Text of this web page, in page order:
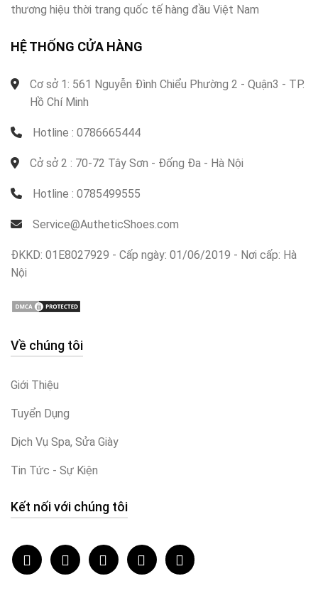
thương hiệu thời trang quốc tế hàng đầu Việt Nam
HỆ THỐNG CỬA HÀNG
Cơ sở 1: 561 Nguyễn Đình Chiểu Phường 2 - Quận3 - TP.
Hồ Chí Minh
Hotline : 0786665444
Cở sở 2 : 70-72 Tây Sơn - Đống Đa - Hà Nội
Hotline : 0785499555
Service@AutheticShoes.com
ĐKKD: 01E8027929 - Cấp ngày: 01/06/2019 - Nơi cấp: Hà
Nội
Về chúng tôi
Giới Thiệu
Tuyển Dụng
Dịch Vụ Spa, Sửa Giày
Tin Tức - Sự Kiện
Kết nối với chúng tôi